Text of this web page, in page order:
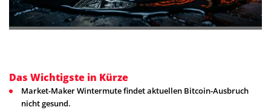
Das Wichtigste in Kürze
Market-Maker Wintermute findet aktuellen Bitcoin-Ausbruch
nicht gesund.